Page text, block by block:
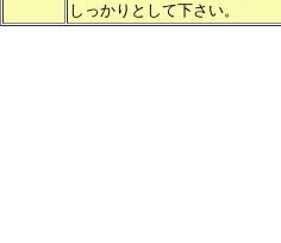
しっかりとして下さい。